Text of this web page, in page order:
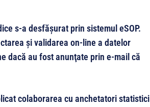
s-a desfăşurat prin sistemul eSOP.
şi validarea on-line a datelor
dacă au fost anunţate prin e-mail că
colaborarea cu anchetatori statistici